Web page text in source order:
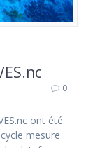
0
ont été
mesure